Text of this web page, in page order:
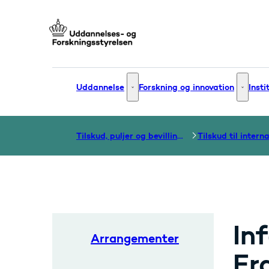
Uddannelse Uddannelse - Flere links
Forskning og innovation
Tilskud, puljer og bevillinger
Arrangementer